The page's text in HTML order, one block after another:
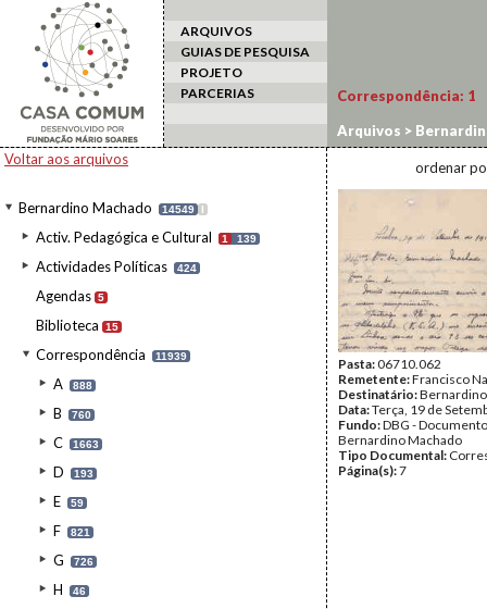
ARQUIVOS
GUIAS DE PESQUISA
PROJETO
PARCERIAS
Voltar aos arquivos
Bernardino Machado 14549 I
Activ. Pedagógica e Cultural 1 139
Actividades Políticas 424
Agendas 5
Biblioteca 15
Correspondência 11939
A 888
B 760
C 1663
D 193
E 59
F 821
G 726
H 46
Correspondência: 1
Arquivos >
ordenar
Pasta:06710.062
Remetente:Francisco
Destinatário:
Data:Terça, 19 de
Fundo:DBG -
Bernardino Machado
Tipo Documental:
Página(s):7